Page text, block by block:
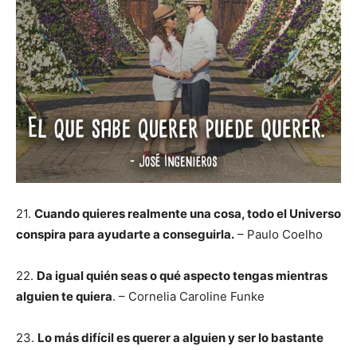
21. Cuando quieres realmente una cosa, todo el Universo
conspira para ayudarte a conseguirla. – Paulo Coelho
22. Da igual quién seas o qué aspecto tengas mientras
alguien te quiera. – Cornelia Caroline Funke
23. Lo más difícil es querer a alguien y ser lo bastante